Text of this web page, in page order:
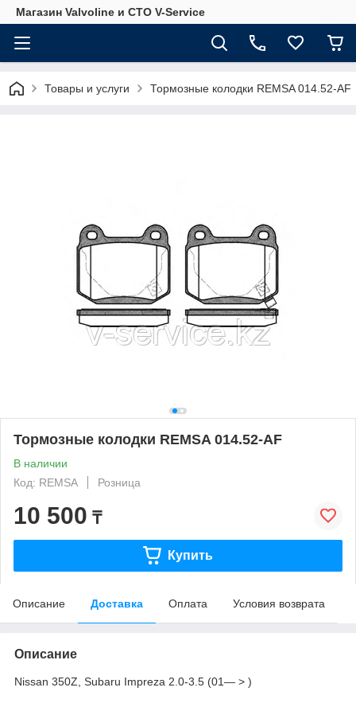
Магазин Valvoline и СТО V-Service
Товары и услуги Тормозные колодки REMSA 014.52-AF
Тормозные колодки REMSA 014.52-AF
В наличии
Код: REMSA
Розница
10 500 ₸
Купить
Описание Доставка Оплата Условия возврата
Описание
Nissan 350Z, Subaru Impreza 2.0-3.5 (01— > )